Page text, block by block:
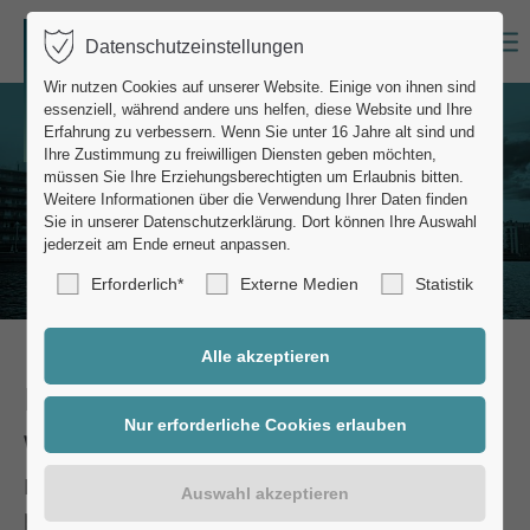
Login
Benutzername
Passwort
|Lost your password?
Support
Rohrbruch, Stromausfall & Co
Wann Sie den Notdienst rufen sollten
Ein Rohrbruch mitten in der Nacht oder
plötzlich kein Strom mehr – derartige
Datenschutzeinstellungen
Wir nutzen Cookies auf unserer Website. Einige von ihnen sind
essenziell, während andere uns helfen, diese Website und Ihre
Erfahrung zu verbessern. Wenn Sie unter 16 Jahre alt sind und
Ihre Zustimmung zu freiwilligen Diensten geben möchten,
müssen Sie Ihre Erziehungsberechtigten um Erlaubnis bitten.
Weitere Informationen über die Verwendung Ihrer Daten finden
Sie in unserer Datenschutzerklärung. Dort können Ihre Auswahl
jederzeit am Ende erneut anpassen.
Erforderlich* Externe Medien Statistik